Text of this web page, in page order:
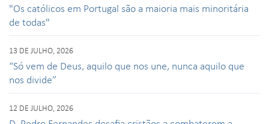
"Os católicos em Portugal são a maioria mais minoritária
de todas"
13 DE JULHO, 2026
“Só vem de Deus, aquilo que nos une, nunca aquilo que
nos divide”
12 DE JULHO, 2026